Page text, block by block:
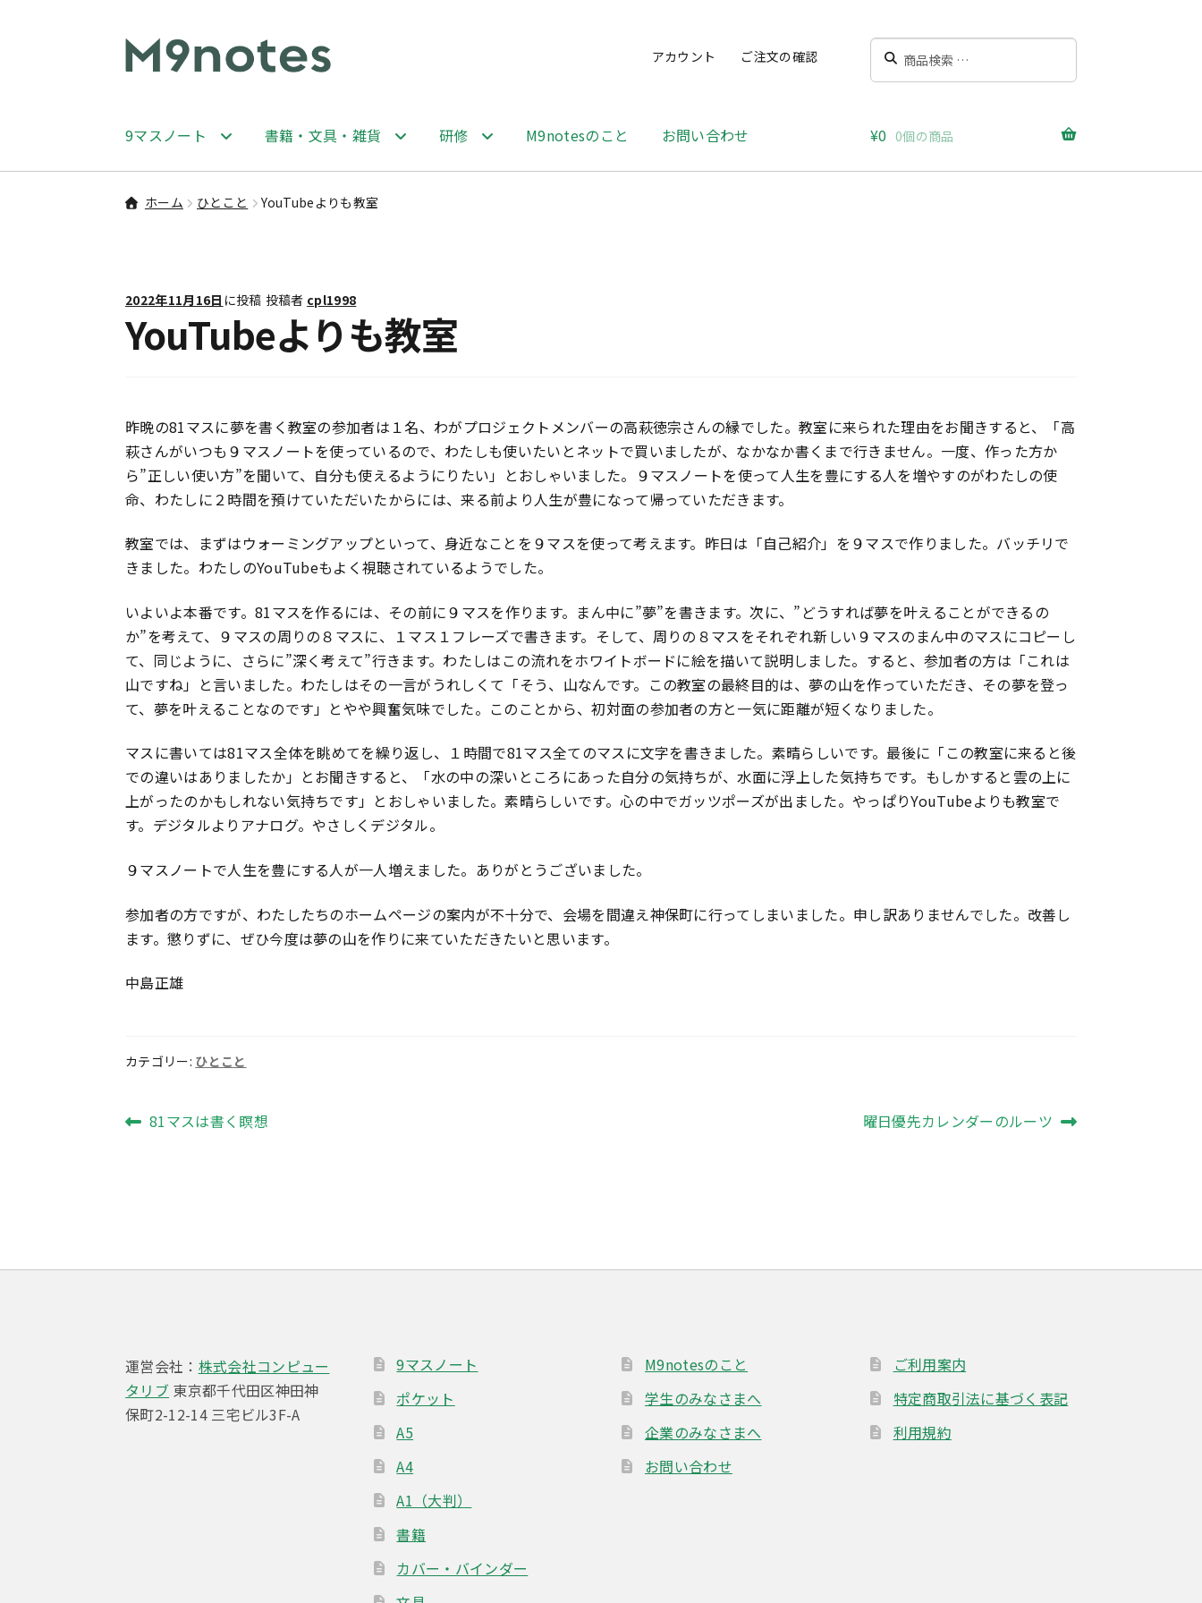
ナ
ビ
シ
ョ
ン
プ
コ
ン
ツ
へ
ス
アカウント ご注文の確認
検
対
検
9マスノート 書籍・文具・雑貨 研修 M9notesのこと お問い合わせ ¥0 0個の商品
ホーム ひとこと YouTubeよりも教室
2022年11月16日 に投稿 投稿者 cpl1998
YouTubeよりも教室
昨晩の81マスに夢を書く教室の参加者は１名、わがプロジェクトメンバーの高萩徳宗さんの縁でした。教室に来られた理由をお聞きすると、「高
萩さんがいつも９マスノートを使っているので、わたしも使いたいとネットで買いましたが、なかなか書くまで行きません。一度、作った方か
ら”正しい使い方”を聞いて、自分も使えるようにりたい」とおしゃいました。９マスノートを使って人生を豊にする人を増やすのがわたしの使
命、わたしに２時間を預けていただいたからには、来る前より人生が豊になって帰っていただきます。
教室では、まずはウォーミングアップといって、身近なことを９マスを使って考えます。昨日は「自己紹介」を９マスで作りました。バッチリで
きました。わたしのYouTubeもよく視聴されているようでした。
いよいよ本番です。81マスを作るには、その前に９マスを作ります。まん中に”夢”を書きます。次に、”どうすれば夢を叶えることができるの
か”を考えて、９マスの周りの８マスに、１マス１フレーズで書きます。そして、周りの８マスをそれぞれ新しい９マスのまん中のマスにコピーし
て、同じように、さらに”深く考えて”行きます。わたしはこの流れをホワイトボードに絵を描いて説明しました。すると、参加者の方は「これは
山ですね」と言いました。わたしはその一言がうれしくて「そう、山なんです。この教室の最終目的は、夢の山を作っていただき、その夢を登っ
て、夢を叶えることなのです」とやや興奮気味でした。このことから、初対面の参加者の方と一気に距離が短くなりました。
マスに書いては81マス全体を眺めてを繰り返し、１時間で81マス全てのマスに文字を書きました。素晴らしいです。最後に「この教室に来ると後
での違いはありましたか」とお聞きすると、「水の中の深いところにあった自分の気持ちが、水面に浮上した気持ちです。もしかすると雲の上に
上がったのかもしれない気持ちです」とおしゃいました。素晴らしいです。心の中でガッツポーズが出ました。やっぱりYouTubeよりも教室で
す。デジタルよりアナログ。やさしくデジタル。
９マスノートで人生を豊にする人が一人増えました。ありがとうございました。
参加者の方ですが、わたしたちのホームページの案内が不十分で、会場を間違え神保町に行ってしまいました。申し訳ありませんでした。改善し
ます。懲りずに、ぜひ今度は夢の山を作りに来ていただきたいと思います。
中島正雄
カテゴリー: ひとこと
投
ゲ
ョ
ン
前
81マスは書く瞑想
次
曜日優先カレンダーのルーツ
運営会社： 株式会社コンピュー
タリブ東京都千代田区神田神
保町2-12-14 三宅ビル3F-A
9マスノート
ポケット
A5
A4
A1（大判）
書籍
カバー・バインダー
M9notesのこと
学生のみなさまへ
企業のみなさまへ
お問い合わせ
ご利用案内
特定商取引法に基づく表記
利用規約